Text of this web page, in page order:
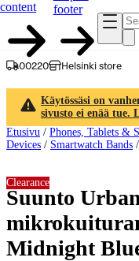
content
footer
00220 Helsinki store
Käytössäsi on
sivusto ei enää tue.
Etusivu / Phones, Tablets &
Devices / Smartwatch Bands /
Suunto
Midnight
Clearance